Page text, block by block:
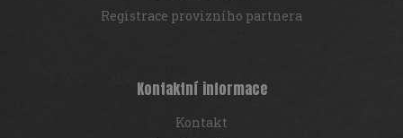
Registrace provizního partnera
Kontaktní informace
Kontakt